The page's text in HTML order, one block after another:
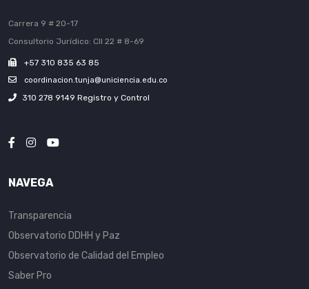
Carrera 9 # 20-17
Consultorio Jurídico: Cll 22 # 8-69
+57 310 835 63 85
coordinacion.tunja@uniciencia.edu.co
310 278 9149 Registro y Control
NAVEGA
Transparencia
Observatorio DDHH y Paz
Observatorio de Calidad del Empleo
Saber Pro